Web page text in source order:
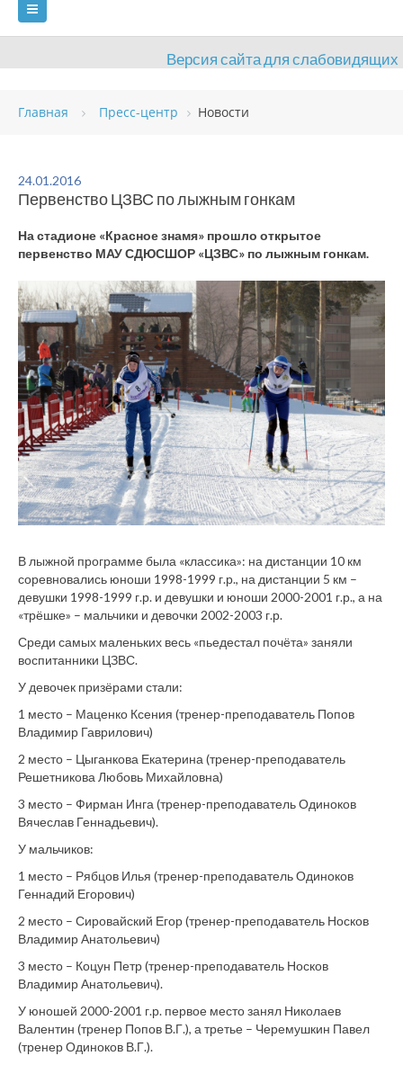
Версия сайта для слабовидящих
ГЛАВНАЯ
ВИДЫ СПОРТА
ОЦЕНКА КАЧЕСТВА ОБРАЗОВАНИЯ ВАКАНСИИ
ПЛАТНЫЕ УСЛУГИ КОНТАКТЫ
Главная Пресс-центр Новости
24.01.2016
Первенство ЦЗВС по лыжным гонкам
На стадионе «Красное знамя» прошло открытое
первенство МАУ СДЮСШОР «ЦЗВС» по лыжным гонкам.
В лыжной программе была «классика»: на дистанции 10 км
соревновались юноши 1998-1999 г.р., на дистанции 5 км –
девушки 1998-1999 г.р. и девушки и юноши 2000-2001 г.р., а на
«трёшке» – мальчики и девочки 2002-2003 г.р.
Среди самых маленьких весь «пьедестал почёта» заняли
воспитанники ЦЗВС.
У девочек призёрами стали:
1 место – Маценко Ксения (тренер-преподаватель Попов
Владимир Гаврилович)
2 место – Цыганкова Екатерина (тренер-преподаватель
Решетникова Любовь Михайловна)
3 место – Фирман Инга (тренер-преподаватель Одиноков
Вячеслав Геннадьевич).
У мальчиков:
1 место – Рябцов Илья (тренер-преподаватель Одиноков
Геннадий Егорович)
2 место – Сировайский Егор (тренер-преподаватель Носков
Владимир Анатольевич)
3 место – Коцун Петр (тренер-преподаватель Носков
Владимир Анатольевич).
У юношей 2000-2001 г.р. первое место занял Николаев
Валентин (тренер Попов В.Г.), а третье – Черемушкин Павел
(тренер Одиноков В.Г.).